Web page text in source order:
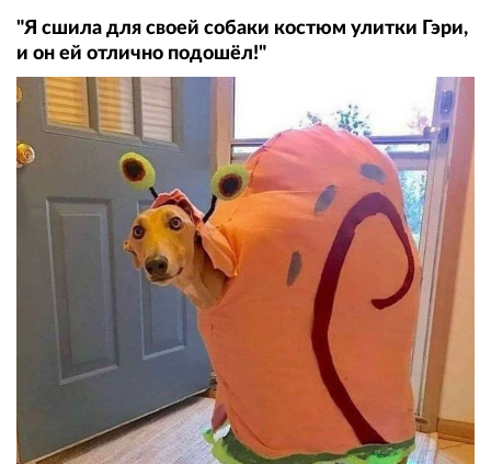
"Я сшила для своей собаки костюм улитки Гэри,
и он ей отлично подошёл!"